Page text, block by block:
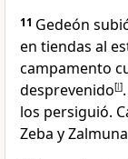
11 Gedeón
en tiendas al
campamento
desprevenido[l].
los persiguió.
Zeba y